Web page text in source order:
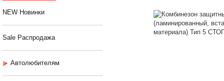
NEW Новинки
Sale Распродажа
Автолюбителям